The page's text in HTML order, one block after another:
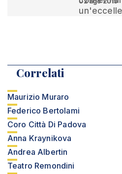
Correlati
Maurizio Muraro
Federico Bertolami
Coro Città Di Padova
Anna Kraynikova
Andrea Albertin
Teatro Remondini